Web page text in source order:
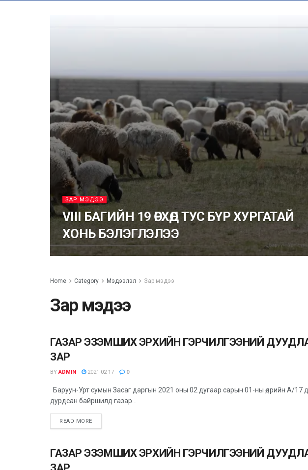
ЗАР МЭДЭЭ
VIII БАГИЙН 19 ӨРХӨД ТУС БҮР ХУРГАТАЙ
ХОНЬ БЭЛЭГЛЭЛЭЭ
Home Category Мэдээлэл Зар мэдээ
Зар мэдээ
ЗАР МЭДЭЭ
ГАЗАР ЭЗЭМШИХ ЭРХИЙН ГЭРЧИЛГЭЭНИЙ
ЗАР
BY ADMIN 2021-02-17 0
Баруун-Урт сумын Засаг даргын 2021 оны 02 дугаар сарын 01-ны өдрийн А/17
дурдсан байршилд газар...
READ MORE
ЗАР МЭДЭЭ
ГАЗАР ЭЗЭМШИХ ЭРХИЙН ГЭРЧИЛГЭЭНИЙ